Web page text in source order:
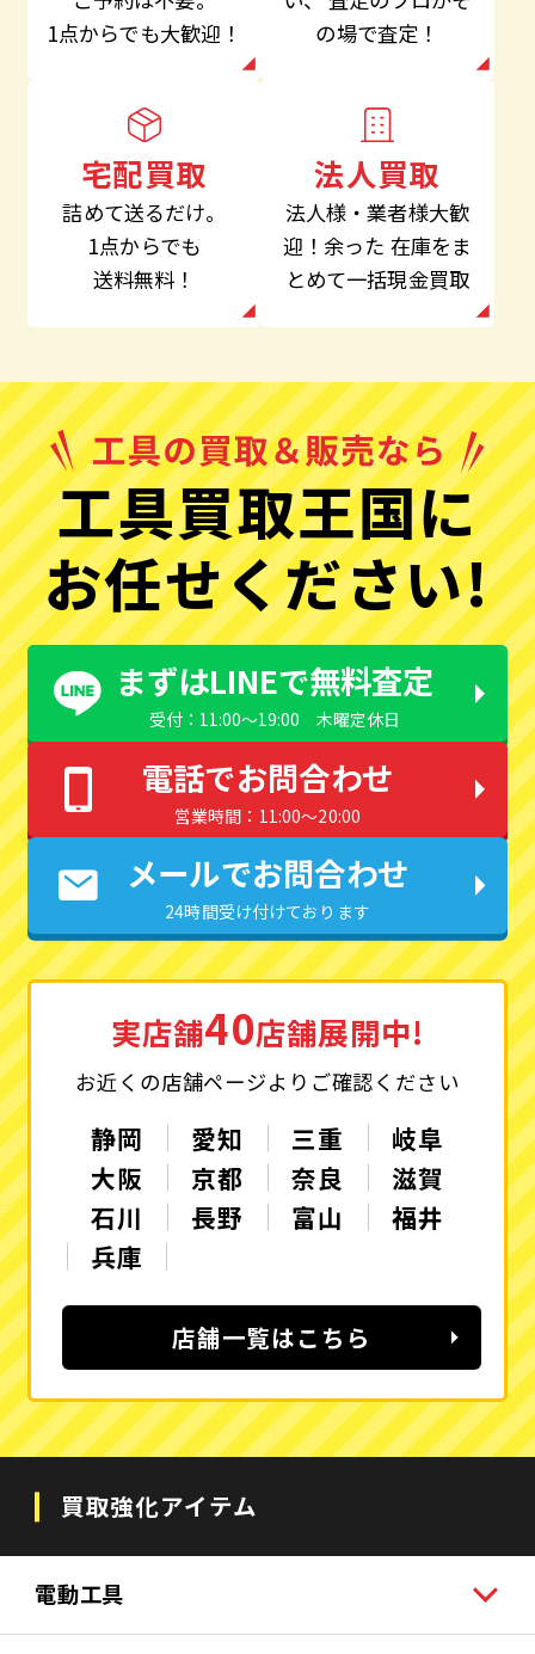
1点からでも大歓迎！
の場で査定！
宅配買取
詰めて送るだけ。
1点からでも
送料無料！
法人買取
法人様・業者様大歓
迎！余った 在庫をま
とめて一括現金買取
工具買取王国に
お任せください!
まずはLINEで無料査定
受付：11:00〜19:00 木曜定休日
電話でお問合わせ
営業時間：11:00〜20:00
メールでお問合わせ
24時間受け付けております
実店舗40店舗展開中!
お近くの店舗ページよりご確認ください
静岡 愛知 三重
岐阜
大阪
京都 奈良
滋賀
石川
長野 富山
福井
兵庫
店舗一覧はこちら
買取強化アイテム
電動工具